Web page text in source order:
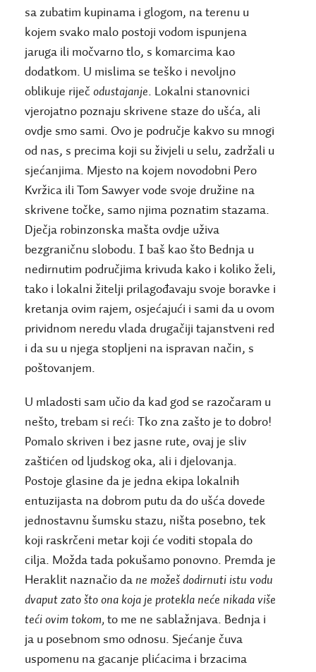
sa zubatim kupinama i glogom, na terenu u
kojem svako malo postoji vodom ispunjena
jaruga ili močvarno tlo, s komarcima kao
dodatkom. U mislima se teško i nevoljno
oblikuje riječodustajanje. Lokalni stanovnici
vjerojatno poznaju skrivene staze do ušća, ali
ovdje smo sami. Ovo je područje kakvo su mnogi
od nas, s precima koji su živjeli u selu, zadržali u
sjećanjima. Mjesto na kojem novodobni Pero
Kvržica ili Tom Sawyer vode svoje družine na
skrivene točke, samo njima poznatim stazama.
Dječja robinzonska mašta ovdje uživa
bezgraničnu slobodu. I baš kao što Bednja u
nedirnutim područjima krivuda kako i koliko želi,
tako i lokalni žitelji prilagođavaju svoje boravke i
kretanja ovim rajem, osjećajući i sami da u ovom
prividnom neredu vlada drugačiji tajanstveni red
i da su u njega stopljeni na ispravan način, s
poštovanjem.
U mladosti sam učio da kad god se razočaram u
nešto, trebam si reći: Tko zna zašto je to dobro!
Pomalo skriven i bez jasne rute, ovaj je sliv
zaštićen od ljudskog oka, ali i djelovanja.
Postoje glasine da je jedna ekipa lokalnih
entuzijasta na dobrom putu da do ušća dovede
jednostavnu šumsku stazu, ništa posebno, tek
koji raskrčeni metar koji će voditi stopala do
cilja. Možda tada pokušamo ponovno. Premda je
Heraklit naznačio da ne možeš dodirnuti istu vodu
dvaput zato što ona koja je protekla neće nikada više
teći ovim tokom,to me ne sablažnjava. Bednja i
ja u posebnom smo odnosu. Sjećanje čuva
uspomenu na gacanje plićacima i brzacima